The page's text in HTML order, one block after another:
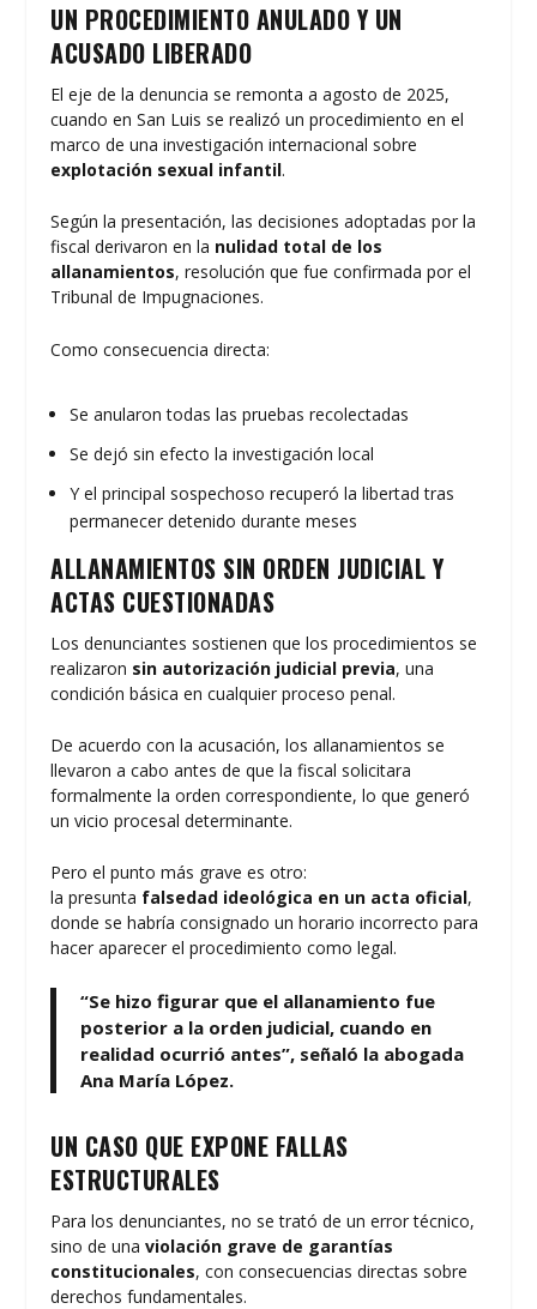
UN PROCEDIMIENTO ANULADO Y UN
ACUSADO LIBERADO
El eje de la denuncia se remonta a agosto de 2025,
cuando en San Luis se realizó un procedimiento en el
marco de una investigación internacional sobre
explotación sexual infantil.
Según la presentación, las decisiones adoptadas por la
fiscal derivaron en la nulidad total de los
allanamientos, resolución que fue confirmada por el
Tribunal de Impugnaciones.
Como consecuencia directa:
Se anularon todas las pruebas recolectadas
Se dejó sin efecto la investigación local
Y el principal sospechoso recuperó la libertad tras
permanecer detenido durante meses
ALLANAMIENTOS SIN ORDEN JUDICIAL Y
ACTAS CUESTIONADAS
Los denunciantes sostienen que los procedimientos se
realizaron sin autorización judicial previa, una
condición básica en cualquier proceso penal.
De acuerdo con la acusación, los allanamientos se
llevaron a cabo antes de que la fiscal solicitara
formalmente la orden correspondiente, lo que generó
un vicio procesal determinante.
Pero el punto más grave es otro:
la presunta falsedad ideológica en un acta oficial,
donde se habría consignado un horario incorrecto para
hacer aparecer el procedimiento como legal.
“Se hizo figurar que el allanamiento fue
posterior a la orden judicial, cuando en
realidad ocurrió antes”, señaló la abogada
Ana María López.
UN CASO QUE EXPONE FALLAS
ESTRUCTURALES
Para los denunciantes, no se trató de un error técnico,
sino de unaviolación grave de garantías
constitucionales, con consecuencias directas sobre
derechos fundamentales.